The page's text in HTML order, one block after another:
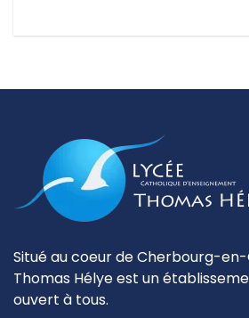
Situé au coeur de Cherbourg-
Thomas Hélye est un
ouvert à tous.